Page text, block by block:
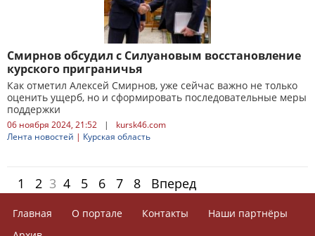
Смирнов обсудил с Силуановым восстановление
курского приграничья
Как отметил Алексей Смирнов, уже сейчас важно не только
оценить ущерб, но и сформировать последовательные меры
поддержки
06 ноября 2024, 21:52 |
kursk46.com
Лента новостей | Курская область
1 2 3 4 5 6 7 8 Вперед
Главная О портале Контакты
Наши партнёры